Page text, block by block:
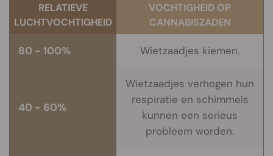
RELATIEVE
LUCHTVOCHTIGHEID
VOCHTIGHEID OP
CANNABISZADEN
80 - 100% Wietzaadjes kiemen.
40 - 60%
Wietzaadjes verhogen hun
respiratie en schimmels
kunnen een serieus
probleem worden.